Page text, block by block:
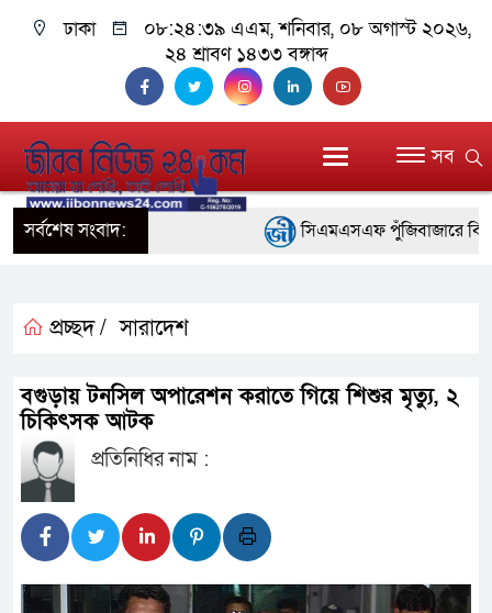
ঢাকা ০৮:২৪:৪০ এএম, শনিবার, ০৮ অগাস্ট ২০২৬,
২৪ শ্রাবণ ১৪৩৩ বঙ্গাব্দ
সব
সর্বশেষ সংবাদ:
সিএমএসএফ পুঁজিবাজারে
নদী দূষণ রোধে সমন্বিত
আত-তানযীল ইনস্টিটিউট
প্রচ্ছদ / সারাদেশ
বগুড়ায় টনসিল অপারেশন করাতে গিয়ে শিশুর মৃত্যু, ২
চিকিৎসক আটক
প্রতিনিধির নাম :